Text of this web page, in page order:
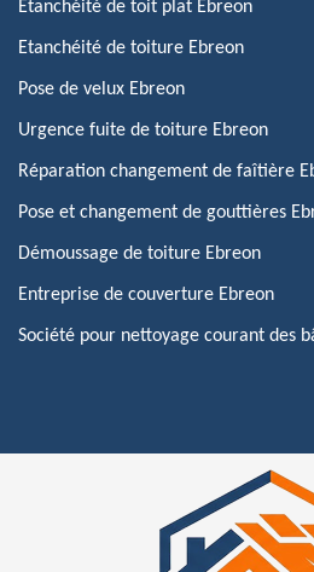
Etanchéité de toit plat Ebreon
Etanchéité de toiture Ebreon
Pose de velux Ebreon
Urgence fuite de toiture Ebreon
Réparation changement de faîtière
Pose et changement de gouttières
Démoussage de toiture Ebreon
Entreprise de couverture Ebreon
Société pour nettoyage courant des